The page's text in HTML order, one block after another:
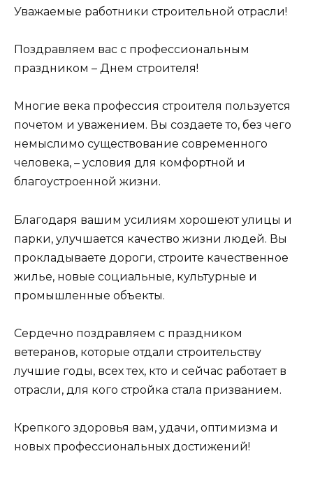
Уважаемые работники строительной отрасли!
Поздравляем вас с профессиональным
праздником – Днем строителя!
Многие века профессия строителя пользуется
почетом и уважением. Вы создаете то, без чего
немыслимо существование современного
человека, – условия для комфортной и
благоустроенной жизни.
Благодаря вашим усилиям хорошеют улицы и
парки, улучшается качество жизни людей. Вы
прокладываете дороги, строите качественное
жилье, новые социальные, культурные и
промышленные объекты.
Сердечно поздравляем с праздником
ветеранов, которые отдали строительству
лучшие годы, всех тех, кто и сейчас работает в
отрасли, для кого стройка стала призванием.
Крепкого здоровья вам, удачи, оптимизма и
новых профессиональных достижений!